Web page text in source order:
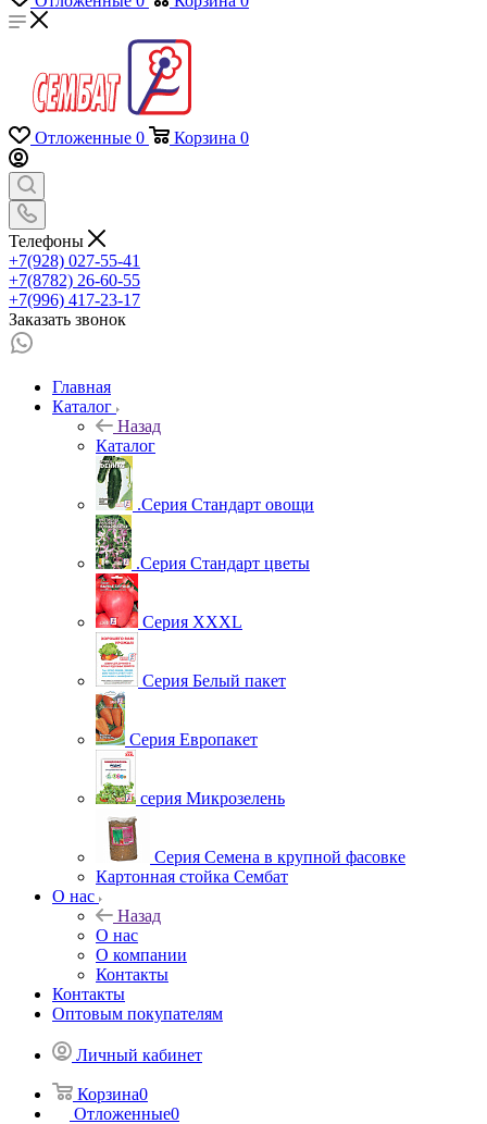
Отложенные 0 Корзина 0
Телефоны
+7(928) 027-55-41
+7(8782) 26-60-55
+7(996) 417-23-17
Заказать звонок
Главная
Каталог
Назад
Каталог
.Серия Стандарт овощи
.Серия Стандарт цветы
Серия XXXL
Серия Белый пакет
Серия Европакет
серия Микрозелень
Серия Семена в крупной фасовке
Картонная стойка Сембат
О нас
Назад
О нас
О компании
Контакты
Контакты
Оптовым покупателям
Личный кабинет
Корзина0
Отложенные0